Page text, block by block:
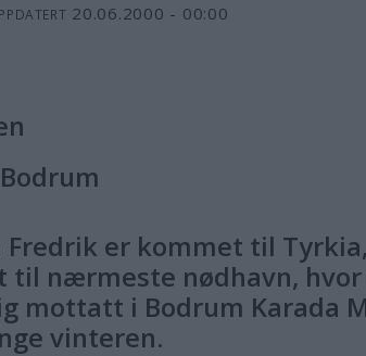
20.06.2000 - 00:00
Fredrik er kommet til
til nærmeste nødhavn,
mottatt i Bodrum Karada
vinteren.